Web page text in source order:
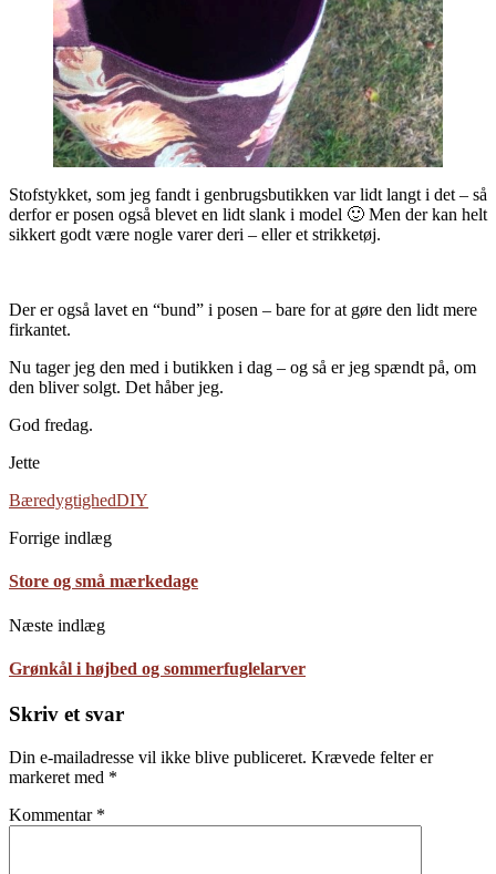
Stofstykket, som jeg fandt i genbrugsbutikken var lidt langt i det – så
derfor er posen også blevet en lidt slank i model 🙂 Men der kan helt
sikkert godt være nogle varer deri – eller et strikketøj.
Der er også lavet en “bund” i posen – bare for at gøre den lidt mere
firkantet.
Nu tager jeg den med i butikken i dag – og så er jeg spændt på, om
den bliver solgt. Det håber jeg.
God fredag.
Jette
BæredygtighedDIY
Forrige indlæg
Store og små mærkedage
Næste indlæg
Grønkål i højbed og sommerfuglelarver
Skriv et svar
Din e-mailadresse vil ikke blive publiceret. Krævede felter er
markeret med *
Kommentar *